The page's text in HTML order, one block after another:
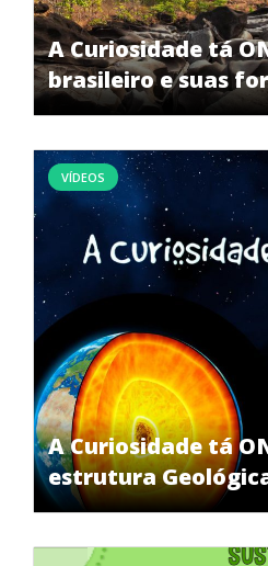
A Curiosidade tá
brasileiro e suas
A Curiosidade tá
estrutura
VÍDEOS